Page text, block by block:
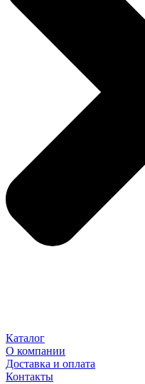
Каталог
О компании
Доставка и оплата
Контакты